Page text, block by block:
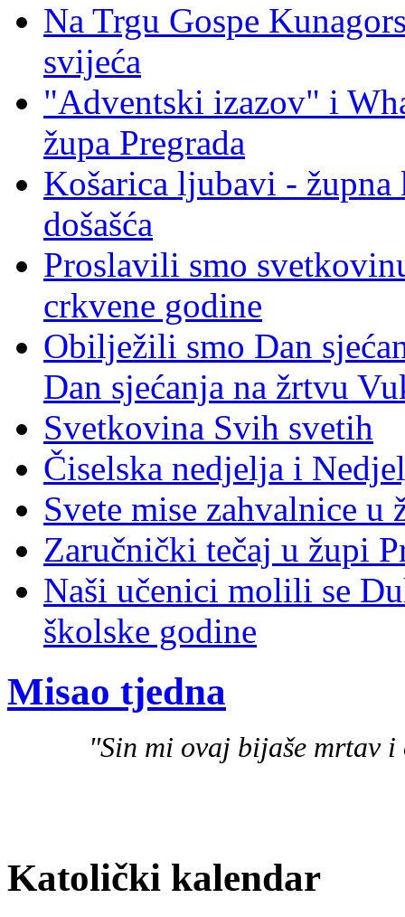
Na Trgu Gospe
svijeća
"Adventski izazov" i
župa Pregrada
Košarica ljubavi -
došašća
Proslavili smo
crkvene godine
Obilježili smo Dan
Dan sjećanja na žrtvu
Svetkovina Svih svetih
Čiselska nedjelja i
Svete mise zahvalnice u
Zaručnički tečaj u župi
Naši učenici molili se
školske godine
Misao tjedna
"Sin mi ovaj bijaše mrtav
Katolički kalendar